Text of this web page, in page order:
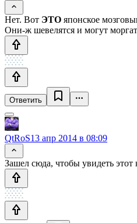
Нет. Вот ЭТО японское
Они-ж шевелятся и могут
Ответить
QtRoS13 апр 2014 в 08:09
Зашел сюда, чтобы увидеть этот